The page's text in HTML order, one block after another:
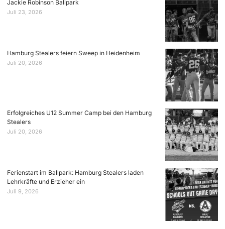
Jackie Robinson Ballpark
Juli 23, 2026
Hamburg Stealers feiern Sweep in Heidenheim
Juli 20, 2026
Erfolgreiches U12 Summer Camp bei den Hamburg
Stealers
Juli 20, 2026
Ferienstart im Ballpark: Hamburg Stealers laden
Lehrkräfte und Erzieher ein
Juli 9, 2026